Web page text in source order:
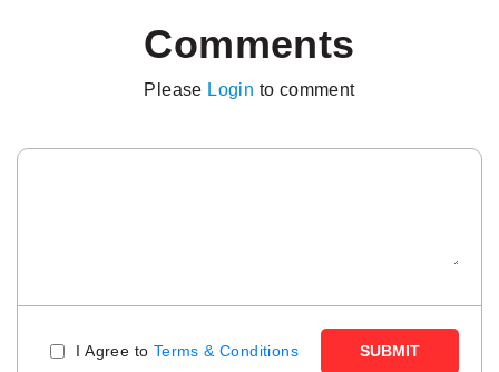
Comments
Please Login to comment
I Agree to Terms & Conditions SUBMIT